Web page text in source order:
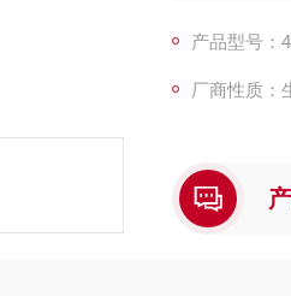
定可用第1种
产品型号：
厂商性质：